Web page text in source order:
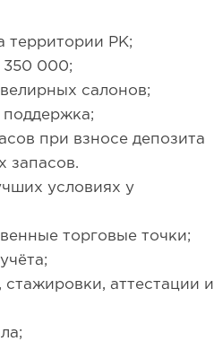
территории РК;
350 000;
салонов;
поддержка;
при взносе депозита
запасов.
условиях у
торговые точки;
аттестации и